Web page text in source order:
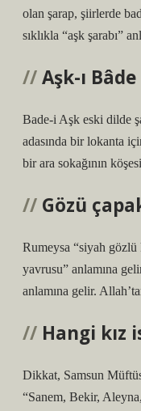
olan şarap, şiirlerde
sıklıkla “aşk şarabı”
Aşk-ı
Bade-i Aşk eski dilde
adasında bir lokanta
bir ara sokağının
Gözü
Rumeysa “siyah gözlü
yavrusu” anlamına
anlamına gelir.
Hangi kız
Dikkat, Samsun
“Sanem, Bekir,